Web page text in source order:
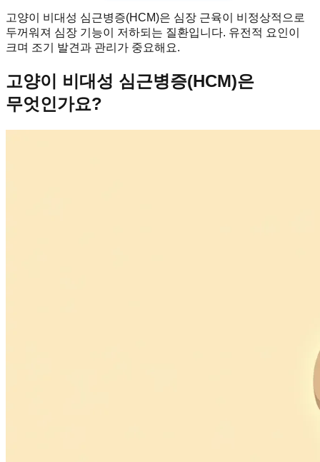
고양이 비대성 심근병증(HCM)은 심장 근육이 비정상적으로
두꺼워져 심장 기능이 저하되는 질환입니다. 유전적 요인이
크며 조기 발견과 관리가 중요해요.
고양이 비대성 심근병증(HCM)은
무엇인가요?